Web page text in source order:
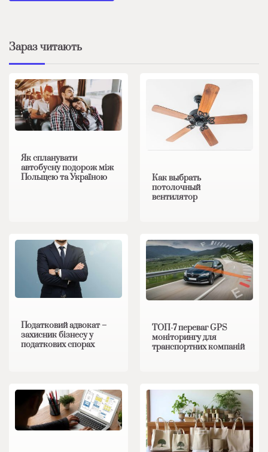
Зараз читають
Як спланувати
автобусну подорож між
Польщею та Україною
Как выбрать
потолочный
вентилятор
Податковий адвокат –
захисник бізнесу у
податкових спорах
ТОП-7 переваг GPS
моніторингу для
транспортних компаній